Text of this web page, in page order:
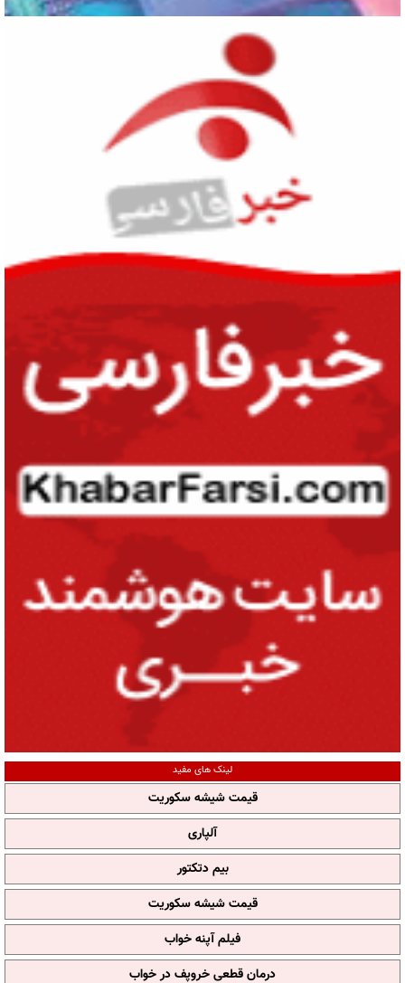
لینک های مفید
قیمت شیشه سکوریت
آلپاری
بیم دتکتور
قیمت شیشه سکوریت
فیلم آپنه خواب
درمان قطعی خروپف در خواب